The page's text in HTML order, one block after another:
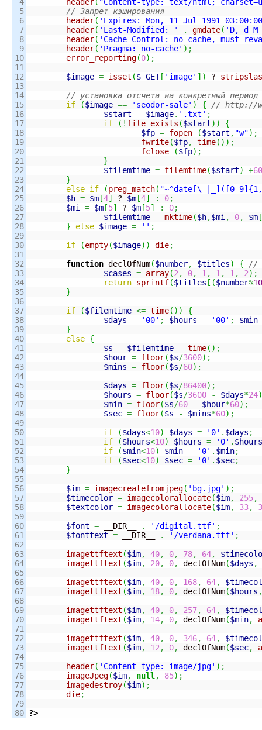
5
6
7
8
9
10
11
12
13
14
15
16
17
18
19
20
21
22
23
24
25
26
27
28
29
30
31
32
33
34
35
36
37
38
39
40
41
42
43
44
45
46
47
48
49
50
51
52
53
54
55
56
57
58
59
60
61
62
63
64
65
66
67
68
69
70
71
72
73
74
75
76
77
78
79
// Запрет кэширования
header( 'Expires: Mon, 11 Jul 1991 03:00:00
header( 'Last-Modified: ' . gmdate( 'D, d
header( 'Cache-Control: no-cache, must-
header( 'Pragma: no-cache' ) ;
error_reporting(0) ;
$image = isset ($_GET[ 'image' ] ) ?
// установка отсчета на конкретный период
if
($image == 'seodor-sale' ) {
// http://
$start = $image. '.txt' ;
if
( ! file_exists ($start) )
{
$fp = fopen ($start , "w") ;
fwrite($fp, time( ) ) ;
fclose
($fp) ;
}
$filemtime = filemtime($start) +60
}
else if (preg_match( "~^date[\-|_]([0-
$h = $m [4] ? $m [4] : 0;
$mi
= $m [5] ? $m [5] : 0;
$filemtime = mktime($h,$mi , 0, $m [
}
else $image = '' ;
if
(empty($image) ) die;
function declOfNum($number, $titles) {
//
$cases = array(2 , 0, 1 , 1 , 1 , 2) ;
return sprintf($titles [ ($number%
}
if
($filemtime <= time( ) )
{
$days = '00' ; $hours = '00' ;
$min
}
else {
$s = $filemtime - time( ) ;
$hour = floor($s/3600) ;
$mins = floor($s/60) ;
$days = floor($s/86400) ;
$hours = floor($s/3600 - $days*24)
$min = floor($s/60 - $hour*60) ;
$sec = floor($s - $mins*60) ;
if
($days<10) $days = '0' . $days ;
if
($hours<10) $hours = '0' . $hours
if
($min<10) $min = '0' . $min;
if
($sec<10) $sec = '0' . $sec;
}
$im = imagecreatefromjpeg( 'bg.jpg' ) ;
$timecolor = imagecolorallocate($im, 255,
$textcolor = imagecolorallocate($im, 33,
$font = __DIR__ . '/digital.ttf' ;
$fonttext = __DIR__ . '/verdana.ttf' ;
imagettftext ($im, 40, 0, 78, 64,
imagettftext ($im, 20, 0, declOfNum($days ,
imagettftext ($im, 40, 0, 168, 64,
imagettftext ($im, 18, 0, declOfNum($hours ,
imagettftext ($im, 40, 0, 257, 64,
imagettftext ($im, 14, 0, declOfNum($min,
imagettftext ($im, 40, 0, 346, 64,
imagettftext ($im, 12 , 0, declOfNum($sec,
header( 'Content-type: image/jpg' ) ;
imageJpeg($im, null , 85) ;
imagedestroy($im) ;
die;
?>